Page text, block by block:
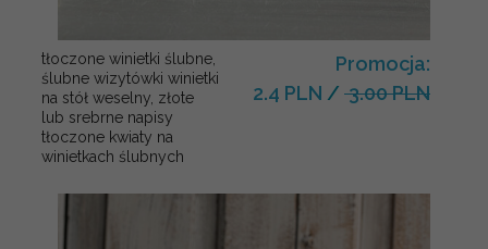
tłoczone winietki ślubne,
ślubne wizytówki winietki
na stół weselny, złote
lub srebrne napisy
tłoczone kwiaty na
winietkach ślubnych
Promocja:
2.4 PLN / 3.00 PLN